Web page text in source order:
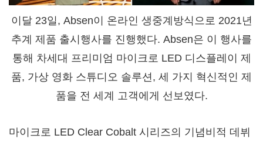
이달 23일, Absen이 온라인 생중계방식으로 2021년
추계 제품 출시행사를 진행했다. Absen은 이 행사를
통해 차세대 프리미엄 마이크로 LED 디스플레이 제
품, 가상 영화 스튜디오 솔루션, 세 가지 혁신적인 제
품을 전 세계 고객에게 선보였다.
마이크로 LED Clear Cobalt 시리즈의 기념비적 데뷔